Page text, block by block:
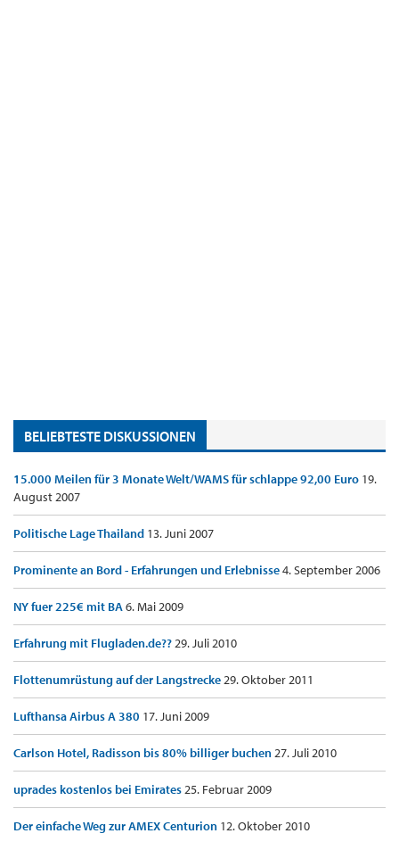
BELIEBTESTE DISKUSSIONEN
15.000 Meilen für 3 Monate Welt/WAMS für schlappe 92,00 Euro 19.
August 2007
Politische Lage Thailand 13. Juni 2007
Prominente an Bord - Erfahrungen und Erlebnisse4. September 2006
NY fuer 225€ mit BA6. Mai 2009
Erfahrung mit Flugladen.de??29. Juli 2010
Flottenumrüstung auf der Langstrecke29. Oktober 2011
Lufthansa Airbus A 380 17. Juni 2009
Carlson Hotel, Radisson bis 80% billiger buchen27. Juli 2010
uprades kostenlos bei Emirates25. Februar 2009
Der einfache Weg zur AMEX Centurion 12. Oktober 2010